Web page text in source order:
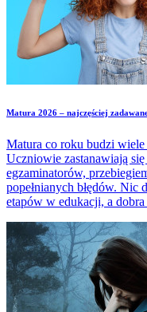
Matura 2026 – najczęściej
Matura co roku budzi
Uczniowie zastanawiają
egzaminatorów,
popełnianych błędów. Nic
etapów w edukacji, a
pytania dotyczące matury
odpowiedzi.